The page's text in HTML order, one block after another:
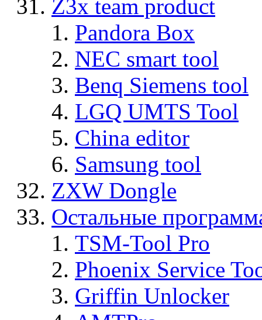
Z3x team product
Pandora Box
NEC smart tool
Benq Siemens tool
LGQ UMTS Tool
China editor
Samsung tool
ZXW Dongle
Остальные
TSM-Tool Pro
Phoenix Service
Griffin Unlocker